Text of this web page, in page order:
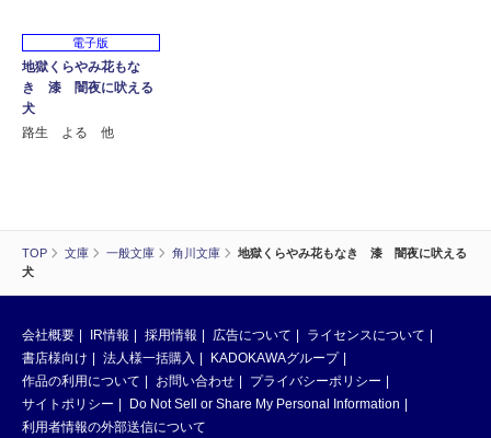
TOP 文庫 一般文庫 角川文庫
地獄くらやみ花もなき 漆 闇夜に吠える
犬
電子版
地獄くらやみ花もな
き 漆 闇夜に吠える
犬
路生 よる 他
会社概要 IR情報 採用情報 広告について
ライセンスについて
書店様向け
法人様一括購入
KADOKAWAグループ
作品の利用について
お問い合わせ
プライバシーポリシー
サイトポリシー
Do Not Sell or Share My Personal Information
利用者情報の外部送信について